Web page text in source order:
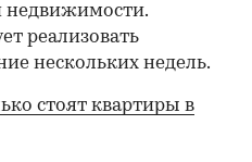
недвижимости.
реализовать
нескольких недель.
стоят квартиры в